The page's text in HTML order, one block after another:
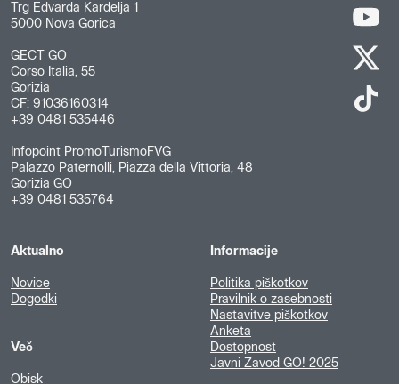
Trg Edvarda Kardelja 1
5000 Nova Gorica
GECT GO
Corso Italia, 55
Gorizia
CF: 91036160314
+39 0481 535446
Infopoint PromoTurismoFVG
Palazzo Paternolli, Piazza della Vittoria, 48
Gorizia GO
+39 0481 535764
Aktualno
Novice
Dogodki
Več
Obisk
Informacije
Politika piškotkov
Pravilnik o zasebnosti
Nastavitve piškotkov
Anketa
Dostopnost
Javni Zavod GO! 2025